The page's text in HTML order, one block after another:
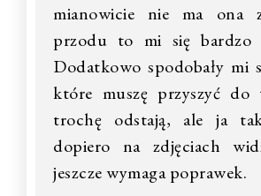
mianowicie nie ma ona
przodu to mi się bardzo
Dodatkowo spodobały mi
które muszę przyszyć do
trochę odstają, ale ja
dopiero na zdjęciach
jeszcze wymaga poprawek.